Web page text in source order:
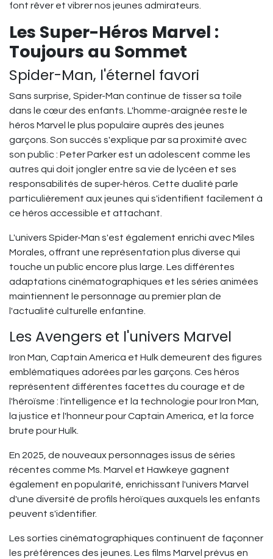
font rêver et vibrer nos jeunes admirateurs.
Les Super-Héros Marvel :
Toujours au Sommet
Spider-Man, l'éternel favori
Sans surprise, Spider-Man continue de tisser sa toile
dans le cœur des enfants. L'homme-araignée reste le
héros Marvel le plus populaire auprès des jeunes
garçons. Son succès s'explique par sa proximité avec
son public : Peter Parker est un adolescent comme les
autres qui doit jongler entre sa vie de lycéen et ses
responsabilités de super-héros. Cette dualité parle
particulièrement aux jeunes qui s'identifient facilement à
ce héros accessible et attachant.
L'univers Spider-Man s'est également enrichi avec Miles
Morales, offrant une représentation plus diverse qui
touche un public encore plus large. Les différentes
adaptations cinématographiques et les séries animées
maintiennent le personnage au premier plan de
l'actualité culturelle enfantine.
Les Avengers et l'univers Marvel
Iron Man, Captain America et Hulk demeurent des figures
emblématiques adorées par les garçons. Ces héros
représentent différentes facettes du courage et de
l'héroïsme : l'intelligence et la technologie pour Iron Man,
la justice et l'honneur pour Captain America, et la force
brute pour Hulk.
En 2025, de nouveaux personnages issus de séries
récentes comme Ms. Marvel et Hawkeye gagnent
également en popularité, enrichissant l'univers Marvel
d'une diversité de profils héroïques auxquels les enfants
peuvent s'identifier.
Les sorties cinématographiques continuent de façonner
les préférences des jeunes. Les films Marvel prévus en